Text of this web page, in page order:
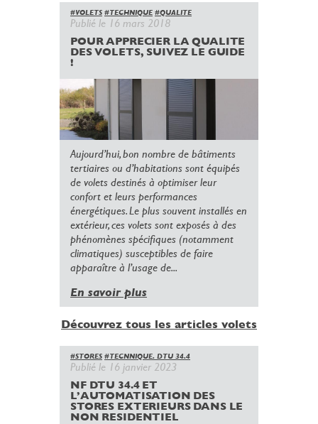
#VOLETS #TECHNIQUE #QUALITE
Publié le 16 mars 2018
POUR APPRECIER LA QUALITE
DES VOLETS, SUIVEZ LE GUIDE
!
Aujourd’hui, bon nombre de bâtiments
tertiaires ou d’habitations sont équipés
de volets destinés à optimiser leur
confort et leurs performances
énergétiques. Le plus souvent installés en
extérieur, ces volets sont exposés à des
phénomènes spécifiques (notamment
climatiques) susceptibles de faire
apparaître à l’usage de...
En savoir plus
Découvrez tous les articles volets
#STORES #TECNNIQUE. DTU 34.4
Publié le 16 janvier 2023
NF DTU 34.4 ET
L’AUTOMATISATION DES
STORES EXTERIEURS DANS LE
NON RESIDENTIEL